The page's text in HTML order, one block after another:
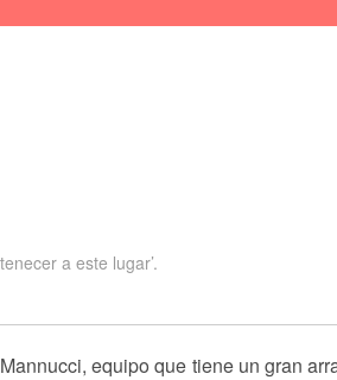
a este lugar’.
equipo que tiene un gran